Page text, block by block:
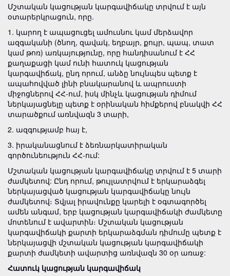
Մշտական կացության կարգավիճակը տրվում է այն
օտարերկրացուն, որը.
1. կարող է ապացուցել ամուսնու կամ մերձավոր
ազգականի (ծնող, զավակ, եղբայր, քույր, պապ, տատ
կամ թոռ) առկայությունը, որը հանդիսանում է ՀՀ
քաղաքացի կամ ունի հատուկ կացության
կարգավիճակ, ընդ որում, անձը նույնպես պետք է
ապահովված լինի բնակարանով և ապրուստի
միջոցներով ՀՀ-ում, իսկ մինչև կացության դիմում
ներկայացնելը պետք է օրինական հիմքերով բնակվի ՀՀ
տարածքում առնվազն 3 տարի,
2. ազգությամբ հայ է,
3. իրականացնում է ձեռնարկատիրական
գործունեություն ՀՀ-ում:
Մշտական կացության կարգավիճակը տրվում է 5 տարի
ժամկետով: Ընդ որում, թույլատրվում է երկարաձգել
ներկայացված կացության կարգավիճակը նույն
ժամկետով։ Տվյալ իրավունքը կարելի է օգտագործել
ամեն անգամ, երբ կացության կարգավիճակի ժամկետը
մոտենում է ավարտին։ Մշտական կացության
կարգավիճակի քարտի երկարաձգման դիմումը պետք է
ներկայացվի մշտական կացության կարգավիճակի
քարտի ժամկետի ավարտից առնվազն 30 օր առաջ:
Հատուկ կացության կարգավիճակ